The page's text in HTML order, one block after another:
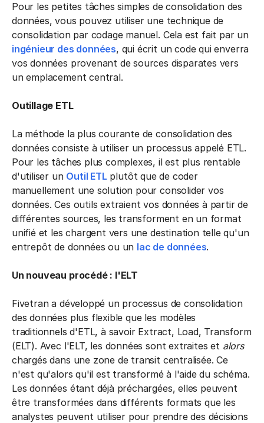
Pour les petites tâches simples de consolidation des
données, vous pouvez utiliser une technique de
consolidation par codage manuel. Cela est fait par un
ingénieur des données, qui écrit un code qui enverra
vos données provenant de sources disparates vers
un emplacement central.
Outillage ETL
La méthode la plus courante de consolidation des
données consiste à utiliser un processus appelé ETL.
Pour les tâches plus complexes, il est plus rentable
d'utiliser un Outil ETL plutôt que de coder
manuellement une solution pour consolider vos
données. Ces outils extraient vos données à partir de
différentes sources, les transforment en un format
unifié et les chargent vers une destination telle qu'un
entrepôt de données ou un lac de données.
Un nouveau procédé : l'ELT
Fivetran a développé un processus de consolidation
des données plus flexible que les modèles
traditionnels d'ETL, à savoir Extract, Load, Transform
(ELT). Avec l'ELT, les données sont extraites et alors
chargés dans une zone de transit centralisée. Ce
n'est qu'alors qu'il est transformé à l'aide du schéma.
Les données étant déjà préchargées, elles peuvent
être transformées dans différents formats que les
analystes peuvent utiliser pour prendre des décisions